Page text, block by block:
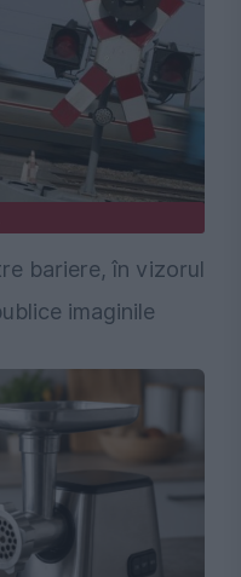
bariere, în vizorul
imaginile